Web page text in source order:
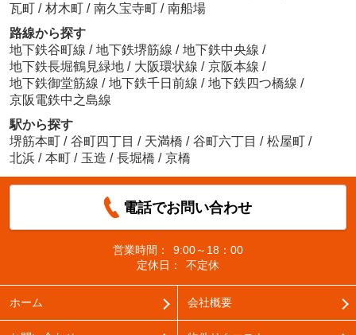
瓦町 / 材木町 / 南久宝寺町 / 南船場
路線から探す
地下鉄谷町線 / 地下鉄堺筋線 / 地下鉄中央線 /
地下鉄長堀鶴見緑地 / 大阪環状線 / 京阪本線 /
地下鉄御堂筋線 / 地下鉄千日前線 / 地下鉄四つ橋線 /
京阪電鉄中之島線
駅から探す
堺筋本町 / 谷町四丁目 / 天満橋 / 谷町六丁目 / 松屋町 /
北浜 / 本町 / 玉造 / 長堀橋 / 京橋
電話でお問い合わせ
営業時間：
9:00～18：00
定休日：
不定休
ホーム 会社概要